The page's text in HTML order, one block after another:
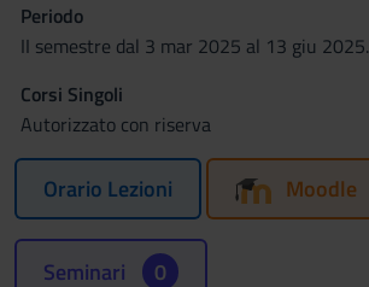
Periodo
II semestre dal 3 mar 2025 al 13 giu 2025.
Corsi Singoli
Autorizzato con riserva
Orario Lezioni Moodle
Seminari 0